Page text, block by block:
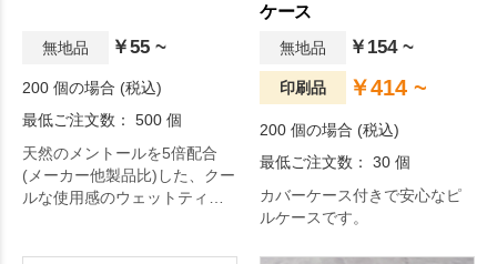
無地品 ￥55 ~
200 個の場合 (税込)
最低ご注文数： 500 個
天然のメントールを5倍配合
(メーカー他製品比)した、クー
ルな使用感のウェットティッ
ケース
無地品 ￥154 ~
印刷品 ￥414 ~
200 個の場合 (税込)
最低ご注文数： 30 個
カバーケース付きで安心なピ
ルケースです。